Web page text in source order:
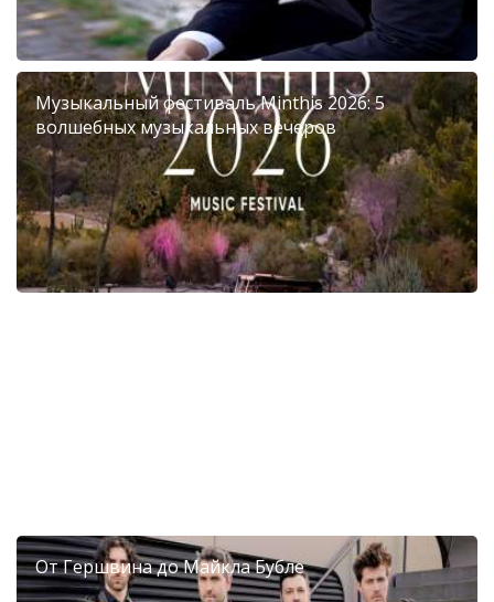
Музыкальный фестиваль Minthis 2026: 5
волшебных музыкальных вечеров
От Гершвина до Майкла Бубле